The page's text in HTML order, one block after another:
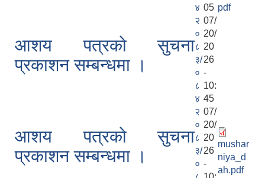
४ 05 pdf
आशय पत्रको सुचना
प्रकाशन सम्बन्धमा ।
२
०
८
३/
०
८
४
07/
20/
20
26
-
10:
45
आशय पत्रको सुचना
प्रकाशन सम्बन्धमा ।
२
०
८
३/
०
07/
20/
20
26
-
mushar
niya_d
ah.pdf